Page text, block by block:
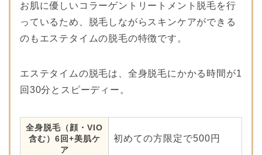
お肌に優しいコラーゲントリートメント脱毛を行
っているため、脱毛しながらスキンケアができる
のもエステタイムの脱毛の特徴です。
エステタイムの脱毛は、全身脱毛にかかる時間が1
回30分とスピーディー。
全身脱毛（顔・VIO
含む）6回+美肌ケ
ア
初めての方限定で500円